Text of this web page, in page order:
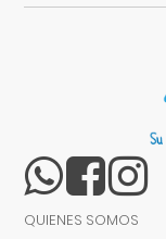
QUIENES SOMOS